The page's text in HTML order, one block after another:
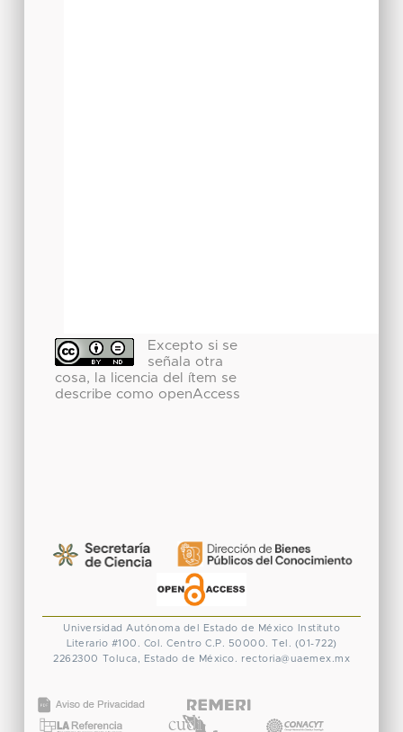
Excepto si se
señala otra
cosa, la licencia del ítem se
describe como openAccess
Universidad Autónoma del Estado de México
Instituto
Literario #100. Col. Centro C.P. 50000. Tel. (01-722)
2262300 Toluca, Estado de México. rectoria@uaemex.mx